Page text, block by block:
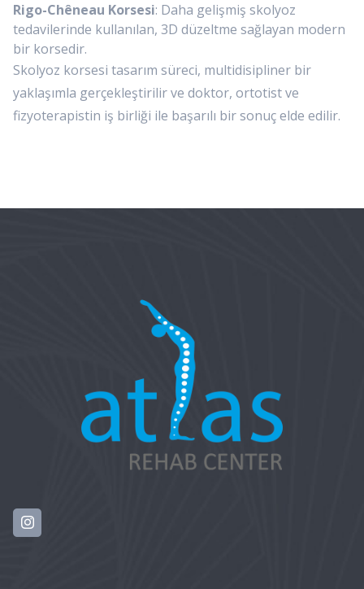
Rigo-Chêneau Korsesi: Daha gelişmiş skolyoz
tedavilerinde kullanılan, 3D düzeltme sağlayan modern
bir korsedir.
Skolyoz korsesi tasarım süreci, multidisipliner bir
yaklaşımla gerçekleştirilir ve doktor, ortotist ve
fizyoterapistin iş birliği ile başarılı bir sonuç elde edilir.